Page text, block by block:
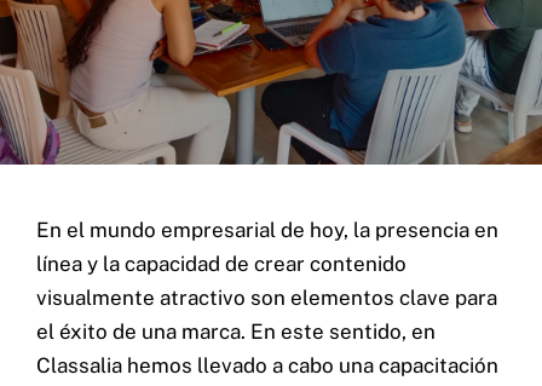
En el mundo empresarial de hoy, la presencia en
línea y la capacidad de crear contenido
visualmente atractivo son elementos clave para
el éxito de una marca. En este sentido, en
Classalia hemos llevado a cabo una capacitación
Home
Servicios
Proyectos
Nosotros